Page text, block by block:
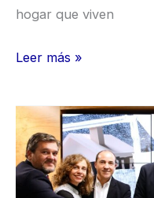
hogar que viven
Leer más »
Y
a
ti,